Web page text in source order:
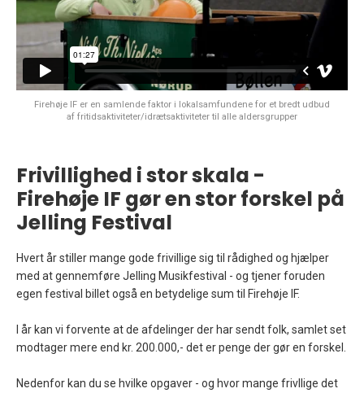
Firehøje IF er en samlende faktor i lokalsamfundene for et bredt udbud
af fritidsaktiviteter/idrætsaktiviteter til alle aldersgrupper
Frivillighed i stor skala -
Firehøje IF gør en stor forskel på
Jelling Festival
Hvert år stiller mange gode frivillige sig til rådighed og hjælper
med at gennemføre Jelling Musikfestival - og tjener foruden
egen festival billet også en betydelige sum til Firehøje IF.
I år kan vi forvente at de afdelinger der har sendt folk, samlet set
modtager mere end kr. 200.000,- det er penge der gør en forskel.
Nedenfor kan du se hvilke opgaver - og hvor mange frivllige det